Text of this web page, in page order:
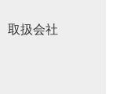
取扱会社